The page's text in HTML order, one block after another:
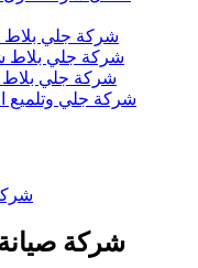
شركة جلي بلاط شرق
شركة جلي بلاط شمال
شركة جلي بلاط غرب
شركة جلي وتلميع الفلل
شركة